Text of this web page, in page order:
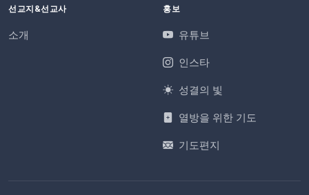
선교지&선교사
소개
홍보
유튜브
인스타
성결의 빛
열방을 위한 기도
기도편지